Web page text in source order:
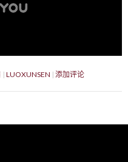
LUOXUNSEN 添加评论